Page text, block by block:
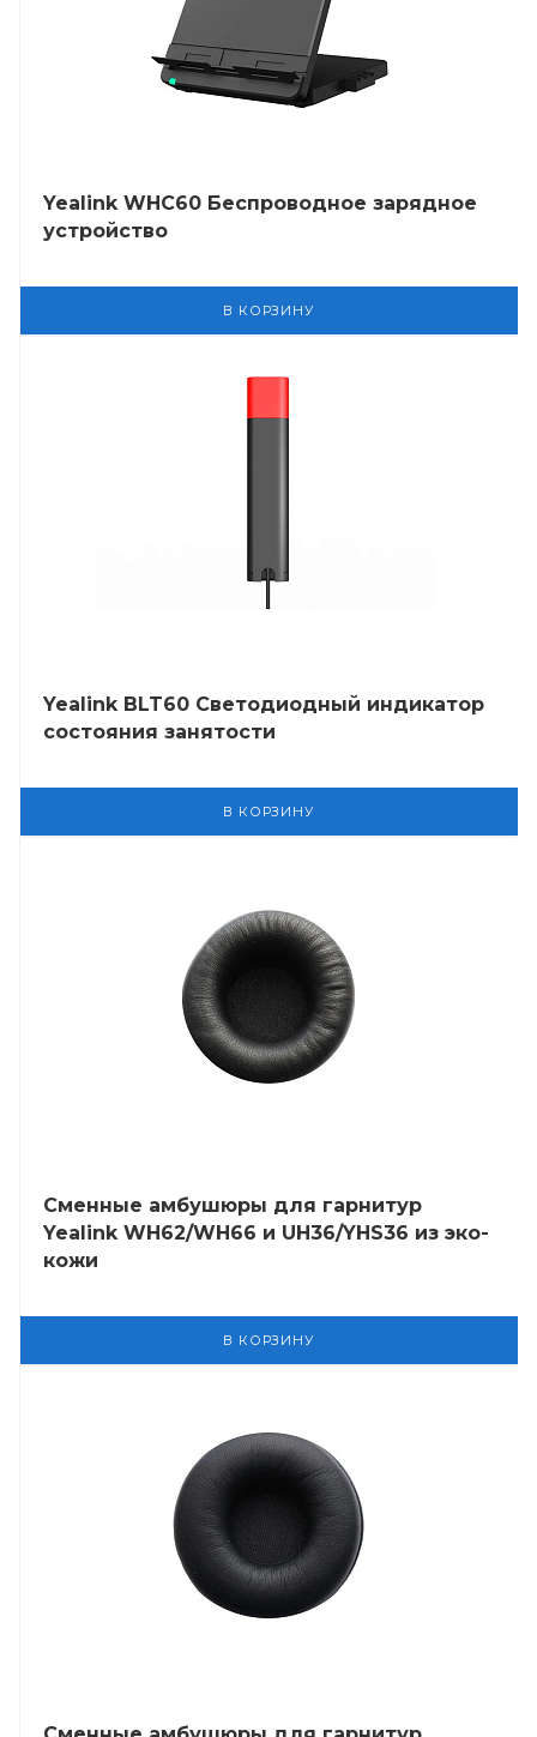
Yealink WHC60 Беспроводное зарядное
устройство
В КОРЗИНУ
Yealink BLT60 Светодиодный индикатор
состояния занятости
В КОРЗИНУ
Сменные амбушюры для гарнитур
Yealink WH62/WH66 и UH36/YHS36 из эко-
кожи
В КОРЗИНУ